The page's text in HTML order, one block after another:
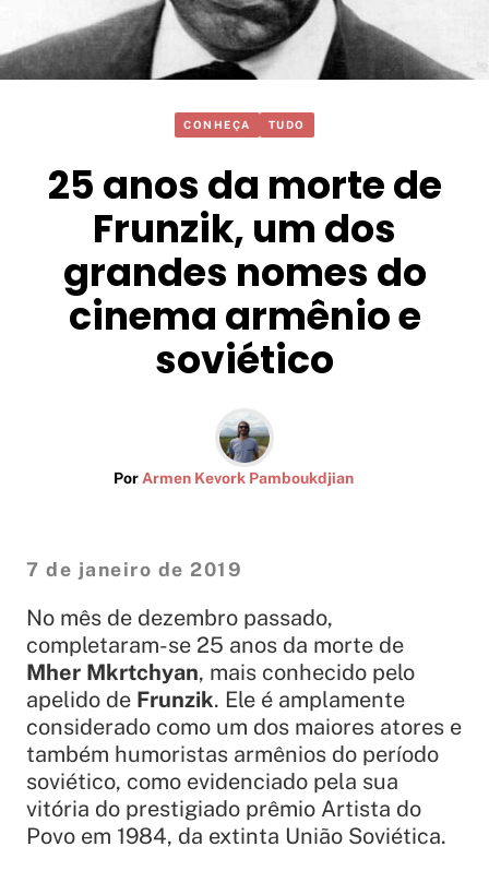
CONHEÇA TUDO
25 anos da morte de
Frunzik, um dos
grandes nomes do
cinema armênio e
soviético
Por Armen Kevork Pamboukdjian
7 de janeiro de 2019
No mês de dezembro passado,
completaram-se 25 anos da morte de
Mher Mkrtchyan, mais conhecido pelo
apelido de Frunzik. Ele é amplamente
considerado como um dos maiores atores e
também humoristas armênios do período
soviético, como evidenciado pela sua
vitória do prestigiado prêmio Artista do
Povo em 1984, da extinta União Soviética.